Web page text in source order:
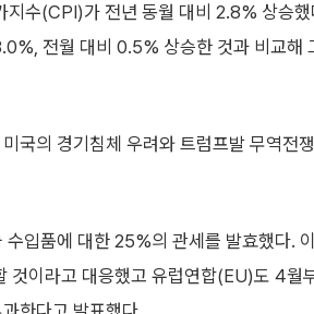
지수(CPI)가 전년 동월 대비 2.8% 상승
전월 대비 0.5% 상승한 것과 비교해
국의 경기침체 우려와 트럼프발 무역전
수입품에 대한 25%의 관세를 발효했다.
것이라고 대응했고 유럽연합(EU)도 4월